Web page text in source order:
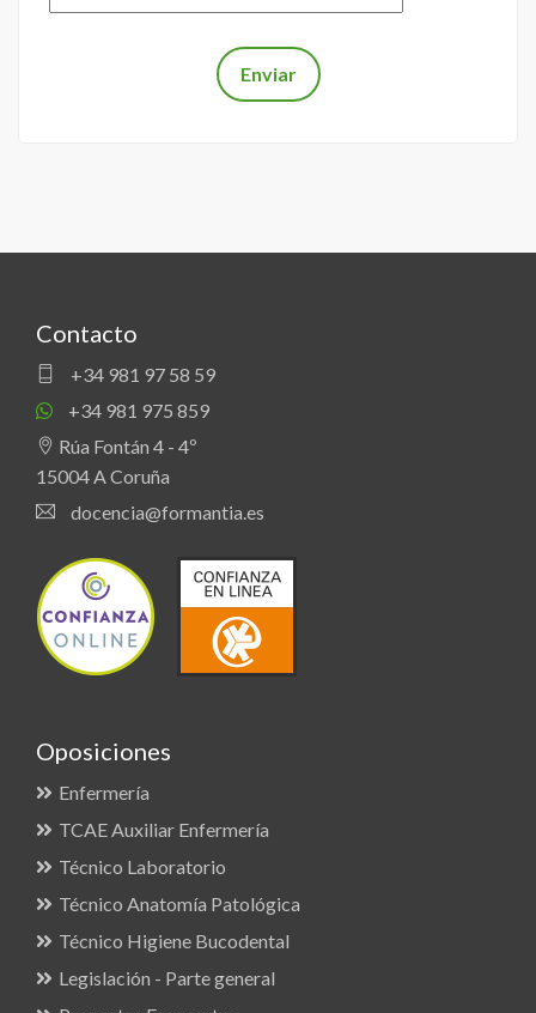
Contacto
+34 981 97 58 59
+34 981 975 859
Rúa Fontán 4 - 4º
15004 A Coruña
docencia@formantia.es
Oposiciones
Enfermería
TCAE Auxiliar Enfermería
Técnico Laboratorio
Técnico Anatomía Patológica
Técnico Higiene Bucodental
Legislación - Parte general